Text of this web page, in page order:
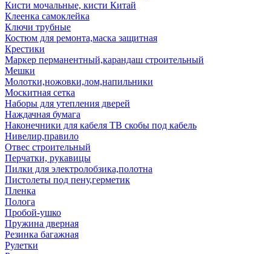
Кисти мочальные, кисти Китай
Клеенка самоклейка
Ключи трубные
Костюм для ремонта,маска защитная
Крестики
Маркер перманентный,карандаш строительный
Мешки
Молотки,ножовки,лом,напильники
Москитная сетка
Наборы для утепления дверей
Наждачная бумага
Наконечники для кабеля ТВ скобы под кабель
Нивелир,правило
Отвес строительный
Перчатки, рукавицы
Пилки для электролобзика,полотна
Пистолеты под пену,герметик
Пленка
Полога
Пробой-ушко
Пружина дверная
Резинка багажная
Рулетки